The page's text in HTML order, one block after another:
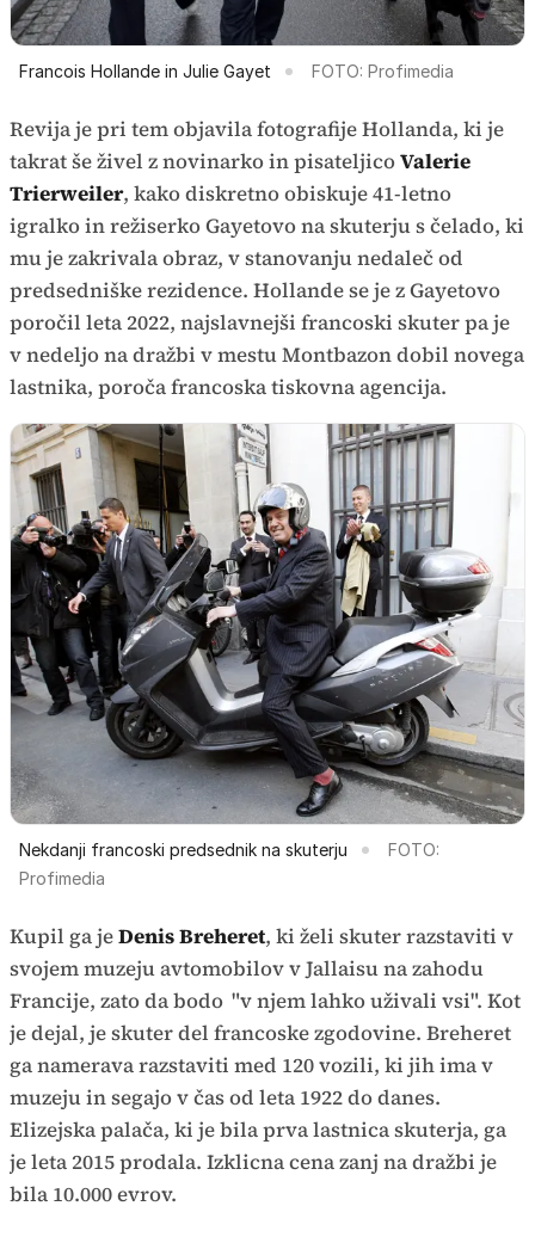
Francois Hollande in Julie Gayet FOTO: Profimedia
Revija je pri tem objavila fotografije Hollanda, ki je
takrat še živel z novinarko in pisateljicoValerie
Trierweiler, kako diskretno obiskuje 41-letno
igralko in režiserko Gayetovo na skuterju s čelado, ki
mu je zakrivala obraz, v stanovanju nedaleč od
predsedniške rezidence. Hollande se je z Gayetovo
poročil leta 2022, najslavnejši francoski skuter pa je
v nedeljo na dražbi v mestu Montbazon dobil novega
lastnika, poroča francoska tiskovna agencija.
Nekdanji francoski predsednik na skuterju
FOTO:
Profimedia
Kupil ga jeDenis Breheret, ki želi skuter razstaviti v
svojem muzeju avtomobilov v Jallaisu na zahodu
Francije, zato da bodo "v njem lahko uživali vsi". Kot
je dejal, je skuter del francoske zgodovine. Breheret
ga namerava razstaviti med 120 vozili, ki jih ima v
muzeju in segajo v čas od leta 1922 do danes.
Elizejska palača, ki je bila prva lastnica skuterja, ga
je leta 2015 prodala. Izklicna cena zanj na dražbi je
bila 10.000 evrov.